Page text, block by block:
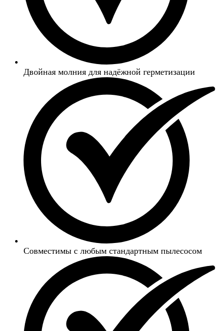
Двойная молния для надёжной герметизации
Совместимы с любым стандартным пылесосом